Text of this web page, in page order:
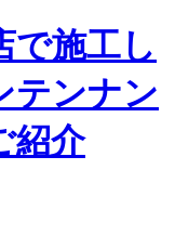
で施工し
テンナン
紹介